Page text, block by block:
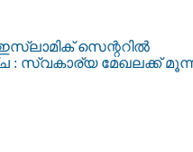
സെന്ററിൽ
: സ്വകാര്യ മേഖലക്ക്